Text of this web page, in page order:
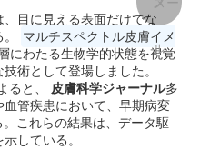
目に見える表面だけでな
マルチスペクトル皮膚イメ
にわたる生物学的状態を視覚
術として登場しました。
ると、 皮膚科学ジャーナル多
管疾患において、早期病変
これらの結果は、データ駆
している。